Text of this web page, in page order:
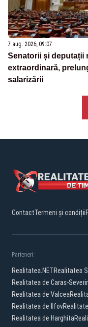
7 aug. 2026, 09:07
Senatorii și deputații
extraordinară,
salarizării
ContactTermeni și condiții
Parteneri:
Realitatea.NETRealitatea
Realitatea de Caras-
Realitatea de Valcea
Realitatea de Ilfov
Realitatea de Harghita